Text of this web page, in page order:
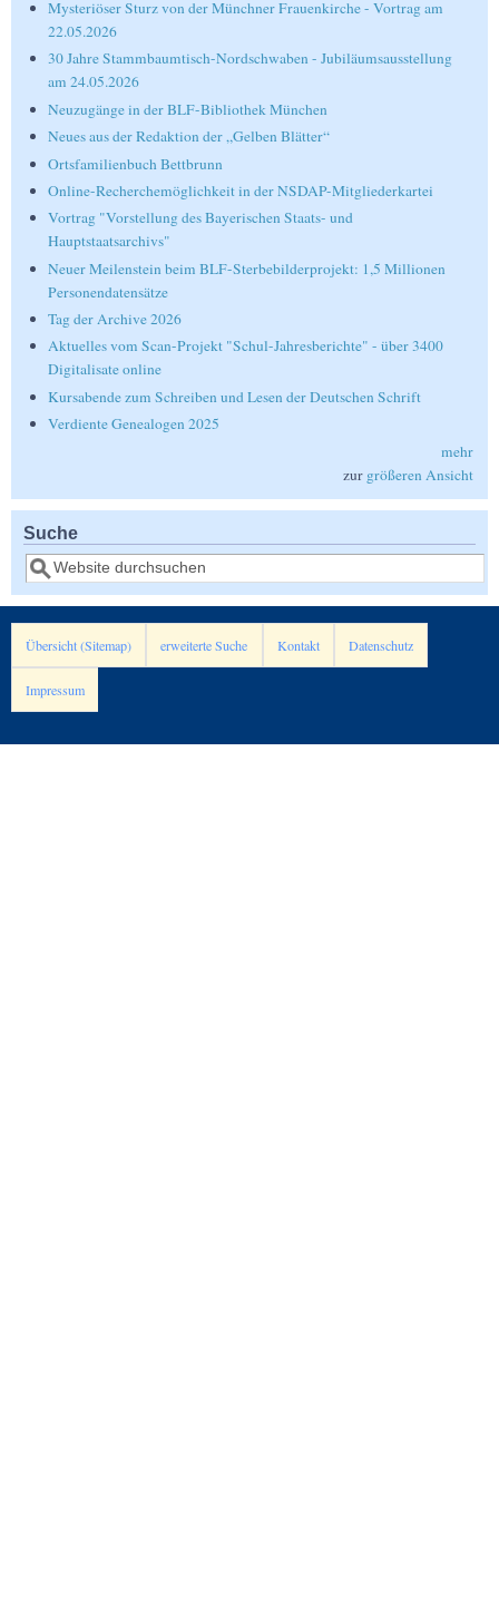
Mysteriöser Sturz von der Münchner Frauenkirche - Vortrag am
22.05.2026
30 Jahre Stammbaumtisch-Nordschwaben - Jubiläumsausstellung
am 24.05.2026
Neuzugänge in der BLF-Bibliothek München
Neues aus der Redaktion der „Gelben Blätter“
Ortsfamilienbuch Bettbrunn
Online-Recherchemöglichkeit in der NSDAP-Mitgliederkartei
Vortrag "Vorstellung des Bayerischen Staats- und
Hauptstaatsarchivs"
Neuer Meilenstein beim BLF-Sterbebilderprojekt: 1,5 Millionen
Personendatensätze
Tag der Archive 2026
Aktuelles vom Scan-Projekt "Schul-Jahresberichte" - über 3400
Digitalisate online
Kursabende zum Schreiben und Lesen der Deutschen Schrift
Verdiente Genealogen 2025
mehr
zur größeren Ansicht
Suche
Suche
Übersicht (Sitemap) erweiterte Suche Kontakt Datenschutz
Impressum